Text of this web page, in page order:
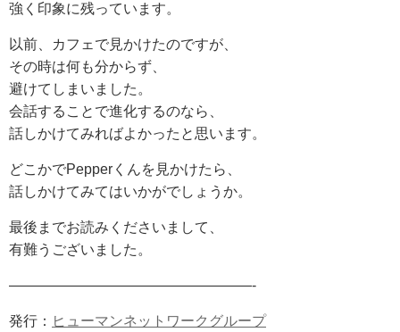
強く印象に残っています。
以前、カフェで見かけたのですが、
その時は何も分からず、
避けてしまいました。
会話することで進化するのなら、
話しかけてみればよかったと思います。
どこかでPepperくんを見かけたら、
話しかけてみてはいかがでしょうか。
最後までお読みくださいまして、
有難うございました。
—————————————————-
発行： ヒューマンネットワークグループ